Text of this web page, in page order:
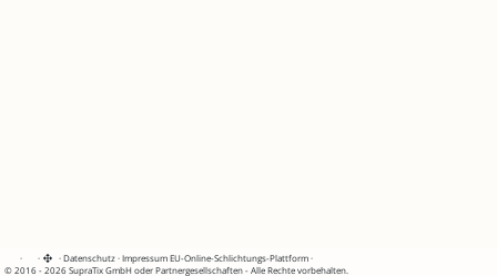
· · ·Datenschutz·Impressum EU-Online-Schlichtungs-Plattform·
© 2016 - 2026 SupraTix GmbH oder Partnergesellschaften - Alle Rechte vorbehalten.